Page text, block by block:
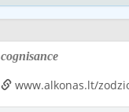
cognisance
www.alkonas.lt/